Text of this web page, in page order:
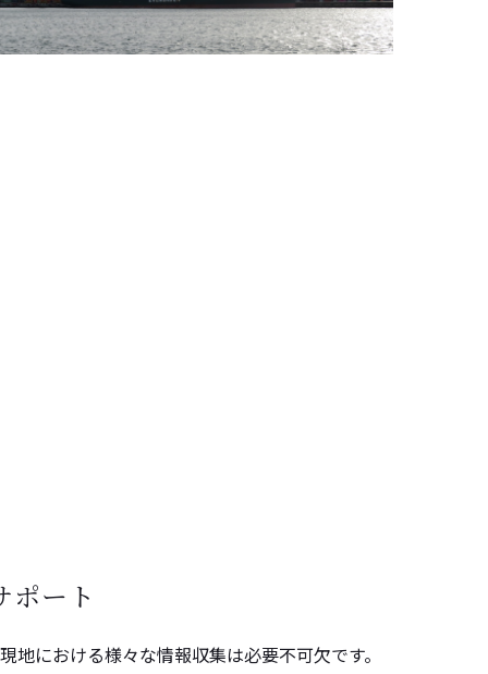
ポート
地における様々な情報収集は必要不可欠です。